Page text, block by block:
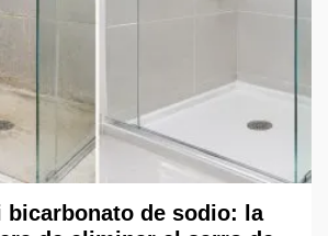
bicarbonato de sodio: la